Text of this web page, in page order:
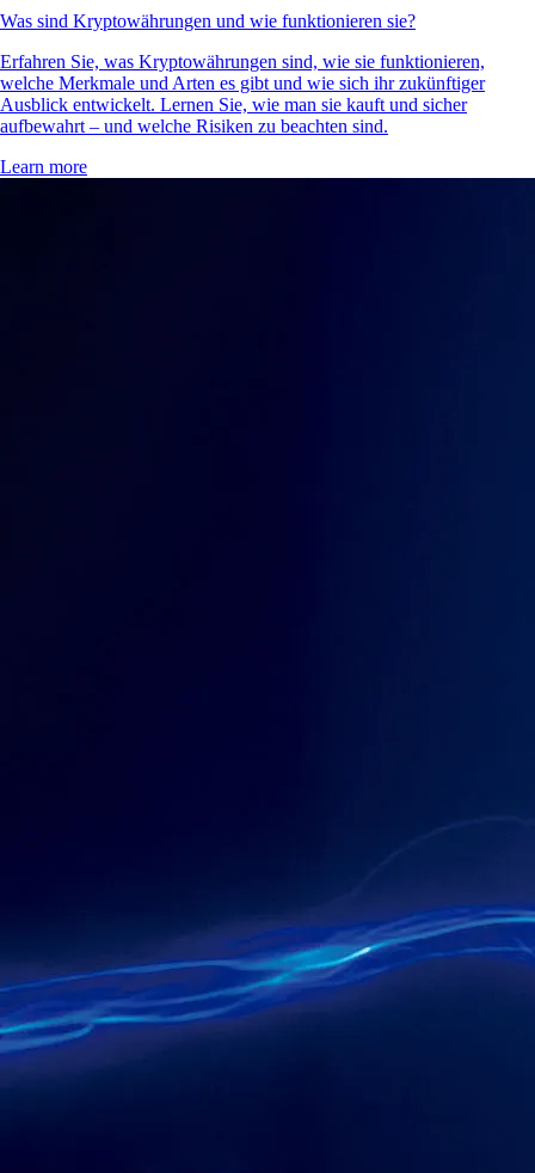
Was sind Kryptowährungen und wie funktionieren sie?
Erfahren Sie, was Kryptowährungen sind, wie sie funktionieren,
welche Merkmale und Arten es gibt und wie sich ihr zukünftiger
Ausblick entwickelt. Lernen Sie, wie man sie kauft und sicher
aufbewahrt – und welche Risiken zu beachten sind.
Learn more